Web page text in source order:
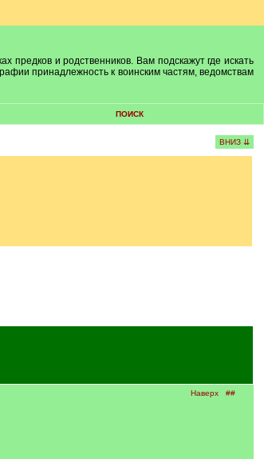
предков и родственников. Вам подскажут где искать
принадлежность к воинским частям, ведомствам
ПОИСК
ВНИЗ ⇊
Наверх ##